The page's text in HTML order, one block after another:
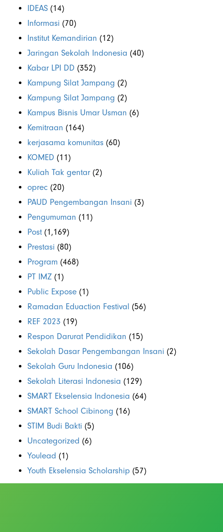
IDEAS (14)
Informasi (70)
Institut Kemandirian (12)
Jaringan Sekolah Indonesia (40)
Kabar LPI DD (352)
Kampung Silat Jampang (2)
Kampung Silat Jampang (2)
Kampus Bisnis Umar Usman (6)
Kemitraan (164)
kerjasama komunitas (60)
KOMED (11)
Kuliah Tak gentar (2)
oprec (20)
PAUD Pengembangan Insani (3)
Pengumuman (11)
Post (1,169)
Prestasi (80)
Program (468)
PT IMZ (1)
Public Expose (1)
Ramadan Eduaction Festival (56)
REF 2023 (19)
Respon Darurat Pendidikan (15)
Sekolah Dasar Pengembangan Insani (2)
Sekolah Guru Indonesia (106)
Sekolah Literasi Indonesia (129)
SMART Ekselensia Indonesia (64)
SMART School Cibinong (16)
STIM Budi Bakti (5)
Uncategorized (6)
Youlead (1)
Youth Ekselensia Scholarship (57)